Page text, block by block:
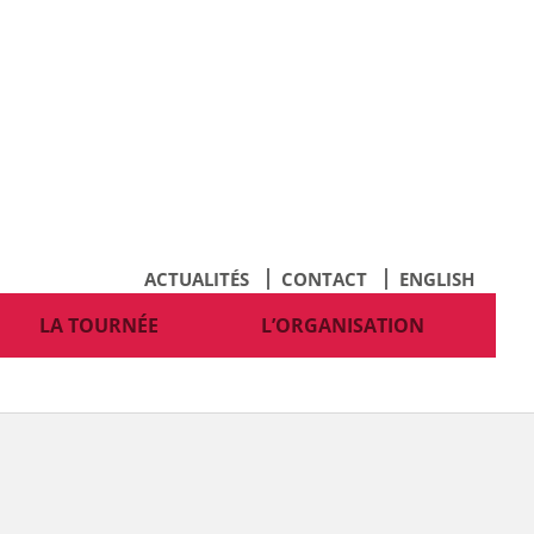
ACTUALITÉS CONTACT ENGLISH
LA TOURNÉE
L’ORGANISATION